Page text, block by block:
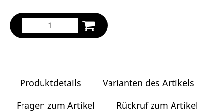
Produktdetails
Varianten des Artikels
Fragen zum Artikel
Rückruf zum Artikel